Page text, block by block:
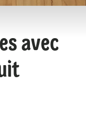
avec